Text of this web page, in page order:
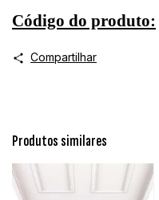
Código do produto:
Compartilhar
Produtos similares